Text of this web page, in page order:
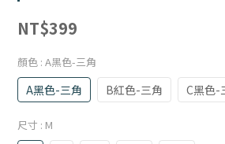
NT$399
顏色 : A黑色-三角
A黑色-三角 B紅色-三角 C黑色-
尺寸 : M